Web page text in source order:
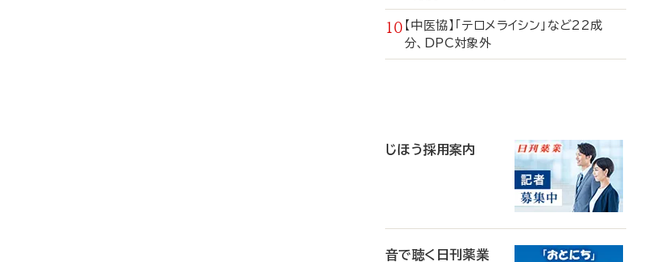
【中医協】「テロメライシン」など22成
分、DPC対象外
じほう採用案内
音で聴く日刊薬業